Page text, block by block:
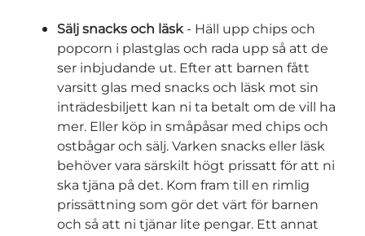
Sälj snacks och läsk - Häll upp chips och
popcorn i plastglas och rada upp så att de
ser inbjudande ut. Efter att barnen fått
varsitt glas med snacks och läsk mot sin
inträdesbiljett kan ni ta betalt om de vill ha
mer. Eller köp in småpåsar med chips och
ostbågar och sälj. Varken snacks eller läsk
behöver vara särskilt högt prissatt för att ni
ska tjäna på det. Kom fram till en rimlig
prissättning som gör det värt för barnen
och så att ni tjänar lite pengar. Ett annat